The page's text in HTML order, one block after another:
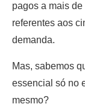
pagos a mais
referentes aos
demanda.
Mas, sabemos
essencial só no
mesmo?